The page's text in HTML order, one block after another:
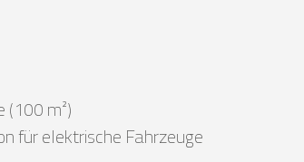
(100 m²)
für elektrische Fahrzeuge